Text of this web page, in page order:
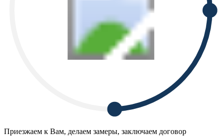
Приезжаем к Вам, делаем замеры, заключаем договор